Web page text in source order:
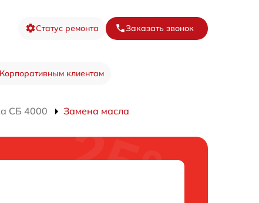
Статус ремонта Заказать звонок
Корпоративным клиентам
СБ 4000 Замена масла